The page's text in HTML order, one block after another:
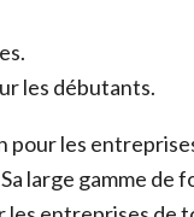
les débutants.
pour les
large gamme de